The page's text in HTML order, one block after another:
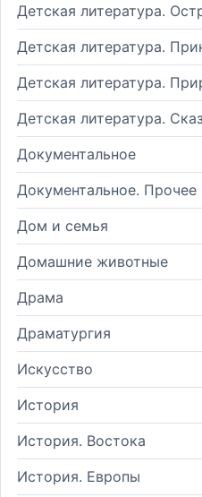
Детская литература.
Детская литература.
Детская литература.
Детская литература.
Документальное
Документальное. Прочее
Дом и семья
Домашние животные
Драма
Драматургия
Искусство
История
История. Востока
История. Европы